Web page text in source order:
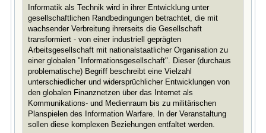
Informatik als Technik wird in ihrer Entwicklung unter
gesellschaftlichen Randbedingungen betrachtet, die mit
wachsender Verbreitung ihrerseits die Gesellschaft
transformiert - von einer industriell geprägten
Arbeitsgesellschaft mit nationalstaatlicher Organisation zu
einer globalen "Informationsgesellschaft". Dieser (durchaus
problematische) Begriff beschreibt eine Vielzahl
unterschiedlicher und widersprüchlicher Entwicklungen von
den globalen Finanznetzen über das Internet als
Kommunikations- und Medienraum bis zu militärischen
Planspielen des Information Warfare. In der Veranstaltung
sollen diese komplexen Beziehungen entfaltet werden.